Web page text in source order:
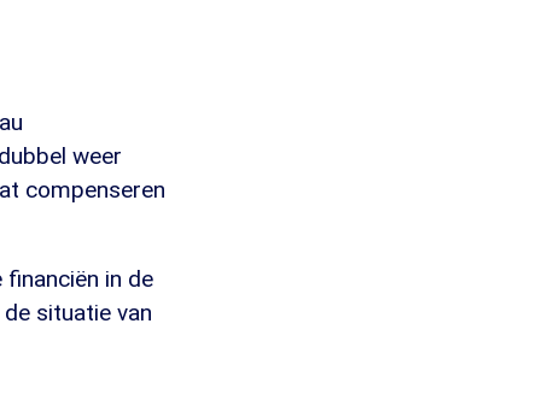
weer
compenseren
in de
situatie van